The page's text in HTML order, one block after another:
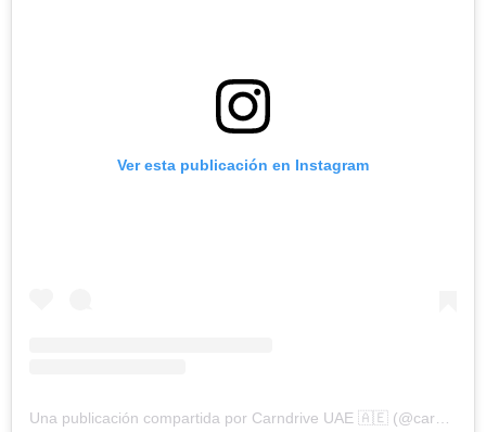
Ver esta publicación en Instagram